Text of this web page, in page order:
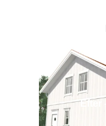
Efter